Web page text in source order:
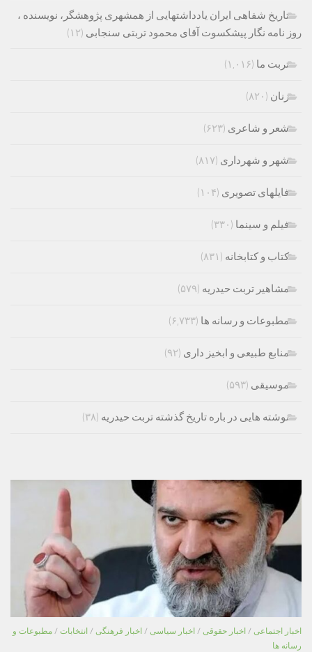
تاریخ شفاهی ایران یادداشتهایی از همشهری پژوهشگر، نویسنده ،
روز نامه نگار پیشکسوت آقای محمود تربتی سنجابی (۱۲)
تربت ما (۱,۰۱۶)
زنان (۸۲۰)
شعر و شاعری (۶۲۳)
شهر و شهرداری (۸۱۷)
فایلهای تصویری (۱۰۴)
فیلم و سینما (۳۳۰)
کتاب و کتابخانه (۸۳۱)
مشاهیر تربت حیدریه (۵۷۹)
مطبوعات و رسانه ها (۶,۷۳۳)
منابع طبیعی و ابخیز داری (۹۲)
موسیقی (۵۹۳)
نوشته هایی در باره تاریخ گذشته تربت حیدریه (۳۸)
اخبار اجتماعی / اخبار حقوقی / اخبار سیاسی / اخبار فرهنگی / انتخابات / مطبوعات و
رسانه ها